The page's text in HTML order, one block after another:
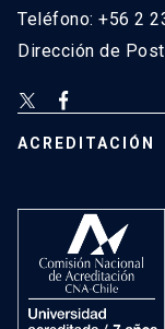
Teléfono: +56 2
Dirección de
ACREDITACIÓN